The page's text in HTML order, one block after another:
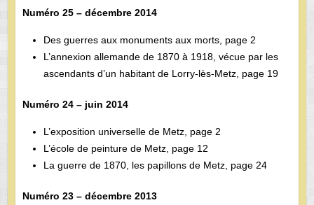
Numéro 25 – décembre 2014
Des guerres aux monuments aux morts, page 2
L’annexion allemande de 1870 à 1918, vécue par les
ascendants d’un habitant de Lorry-lès-Metz, page 19
Numéro 24 – juin 2014
L’exposition universelle de Metz, page 2
L’école de peinture de Metz, page 12
La guerre de 1870, les papillons de Metz, page 24
Numéro 23 – décembre 2013